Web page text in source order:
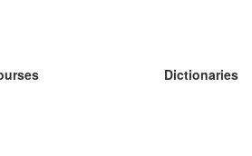
Dictionaries